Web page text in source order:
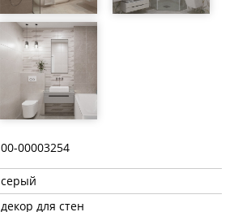
00-00003254
серый
декор для стен